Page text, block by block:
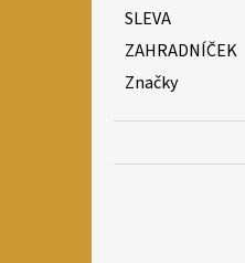
SLEVA
ZAHRADNÍČEK
Značky